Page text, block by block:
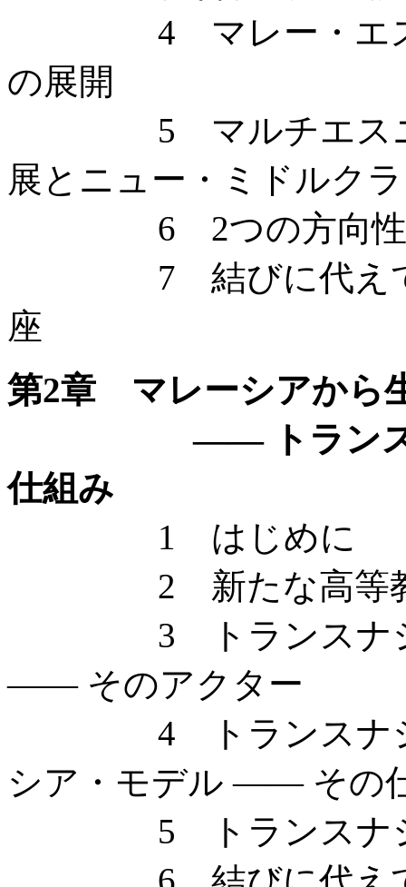
4 マレー・エスニ
の展開
5 マルチエスニシ
展とニュー・ミドルク
6 2つの方向性
7 結びに代えて
座
第2章 マレーシアから
—— トランスナシ
仕組み
1 はじめに
2 新たな高等教
3 トランスナショ
—— そのアクター
4 トランスナショ
シア・モデル —— その
5 トランスナショ